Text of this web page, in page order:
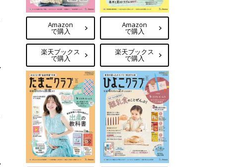
Amazon
で購入
楽天ブックス
で購入
Amazon
で購入
楽天ブックス
で購入